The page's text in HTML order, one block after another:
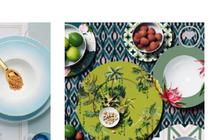
加入
心愿
加入
心愿